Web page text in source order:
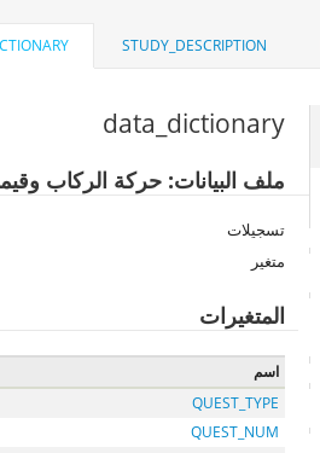
STUDY_DESCRIPTION
data_dictionary
ملف البيانات: حركة الركاب
تسجيلات
متغير
المتغيرات
اسم
QUEST_TYPE
QUEST_NUM